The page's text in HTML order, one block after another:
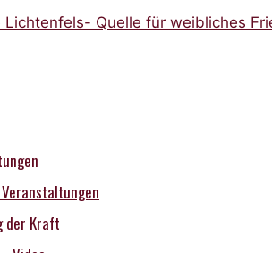
der Kraft